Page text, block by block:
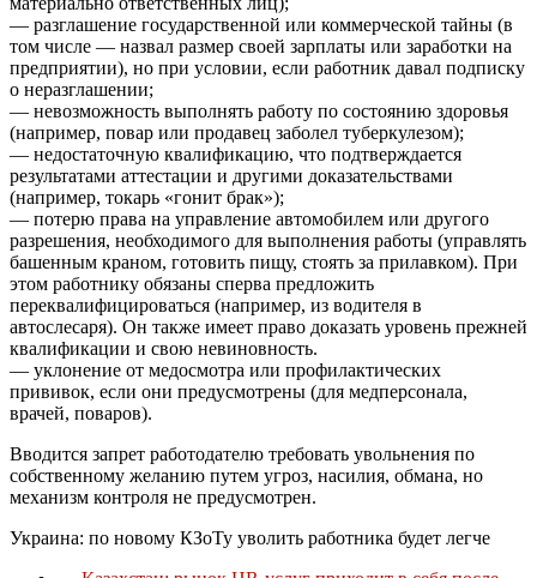
— разглашение государственной или коммерческой тайны (в
том числе — назвал размер своей зарплаты или заработки на
предприятии), но при условии, если работник давал подписку
о неразглашении;
— невозможность выполнять работу по состоянию здоровья
(например, повар или продавец заболел туберкулезом);
— недостаточную квалификацию, что подтверждается
результатами аттестации и другими доказательствами
(например, токарь «гонит брак»);
— потерю права на управление автомобилем или другого
разрешения, необходимого для выполнения работы (управлять
башенным краном, готовить пищу, стоять за прилавком). При
этом работнику обязаны сперва предложить
переквалифицироваться (например, из водителя в
автослесаря). Он также имеет право доказать уровень прежней
квалификации и свою невиновность.
— уклонение от медосмотра или профилактических
прививок, если они предусмотрены (для медперсонала,
врачей, поваров).
Вводится запрет работодателю требовать увольнения по
собственному желанию путем угроз, насилия, обмана, но
механизм контроля не предусмотрен.
Украина: по новому КЗоТу уволить работника будет легче